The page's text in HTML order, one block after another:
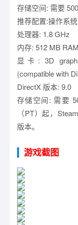
存储空间: 需要
推荐配置:操作系
处理器: 1.8 GHz
内存: 512 MB RAM
显卡: 3D
(compatible with
DirectX 版本: 9.0
存储空间: 需要
（PT）起，
版本。
游戏截图